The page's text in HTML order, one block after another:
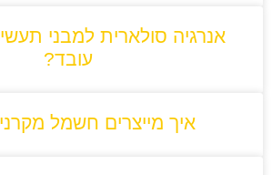
אנרגיה סולארית למבני
עובד?
איך מייצרים חשמל